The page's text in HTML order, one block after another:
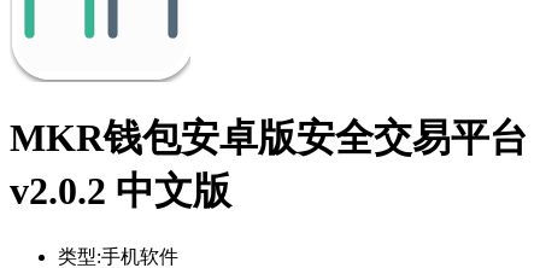
MKR钱包安卓版安全交易平台
v2.0.2 中文版
类型:手机软件